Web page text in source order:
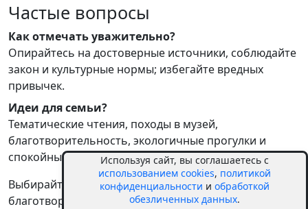
Частые вопросы
Как отмечать уважительно?
Опирайтесь на достоверные источники, соблюдайте
закон и культурные нормы; избегайте вредных
привычек.
Идеи для семьи?
Тематические чтения, походы в музей,
благотворительность, экологичные прогулки и
спокойный вечер дома.
Выбирайте ненасильственные практики: чтение,
благотворительность и культурные встречи.
Используя сайт, вы соглашаетесь с
использованием cookies, политикой
конфиденциальности иобработкой
обезличенных данных.